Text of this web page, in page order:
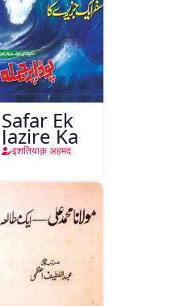
Safar Ek
Jazire Ka
इशतियाक़ अहमद